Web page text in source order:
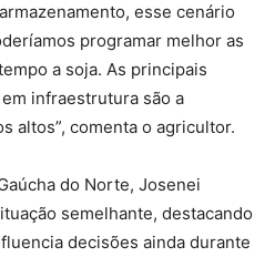
esse cenário
programar melhor as
a soja. As principais
infraestrutura são a
altos”, comenta o agricultor.
do Norte, Josenei
semelhante, destacando
decisões ainda durante